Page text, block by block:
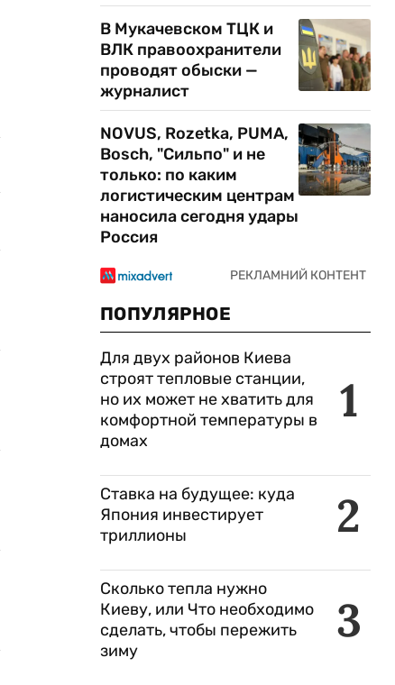
В Мукачевском ТЦК и
ВЛК правоохранители
проводят обыски —
журналист
NOVUS, Rozetka, PUMA,
Bosch, "Сильпо" и не
только: по каким
логистическим центрам
наносила сегодня удары
Россия
ПОПУЛЯРНОЕ
1
Для двух районов Киева
строят тепловые станции,
но их может не хватить для
комфортной температуры в
домах
2
Ставка на будущее: куда
Япония инвестирует
триллионы
3
Сколько тепла нужно
Киеву, или Что необходимо
сделать, чтобы пережить
зиму